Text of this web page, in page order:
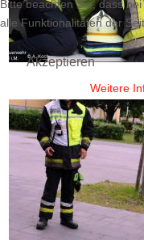
Bitte beachten Sie, dass
alle Funktionalitäten der
Akzeptieren
Weitere